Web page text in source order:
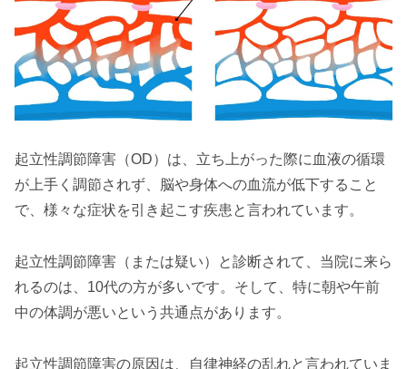
起立性調節障害（OD）は、立ち上がった際に血液の循環
が上手く調節されず、脳や身体への血流が低下すること
で、様々な症状を引き起こす疾患と言われています。
起立性調節障害（または疑い）と診断されて、当院に来ら
れるのは、10代の方が多いです。そして、特に朝や午前
中の体調が悪いという共通点があります。
起立性調節障害の原因は、自律神経の乱れと言われていま